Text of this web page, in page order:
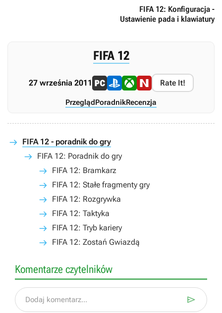
FIFA 12: Konfiguracja -
Ustawienie pada i klawiatury
FIFA 12
27 września 2011 Rate It!
PrzeglądPoradnikRecenzja
FIFA 12 - poradnik do gry
FIFA 12: Poradnik do gry
FIFA 12: Bramkarz
FIFA 12: Stałe fragmenty gry
FIFA 12: Rozgrywka
FIFA 12: Taktyka
FIFA 12: Tryb kariery
FIFA 12: Zostań Gwiazdą
Komentarze czytelników
Dodaj komentarz... 